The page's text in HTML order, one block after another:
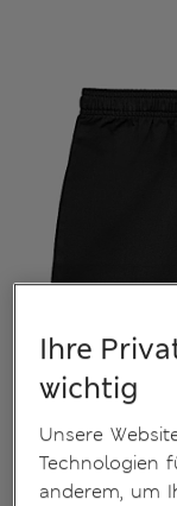
Ihre
wichtig
Unsere
Technologien
anderem, um